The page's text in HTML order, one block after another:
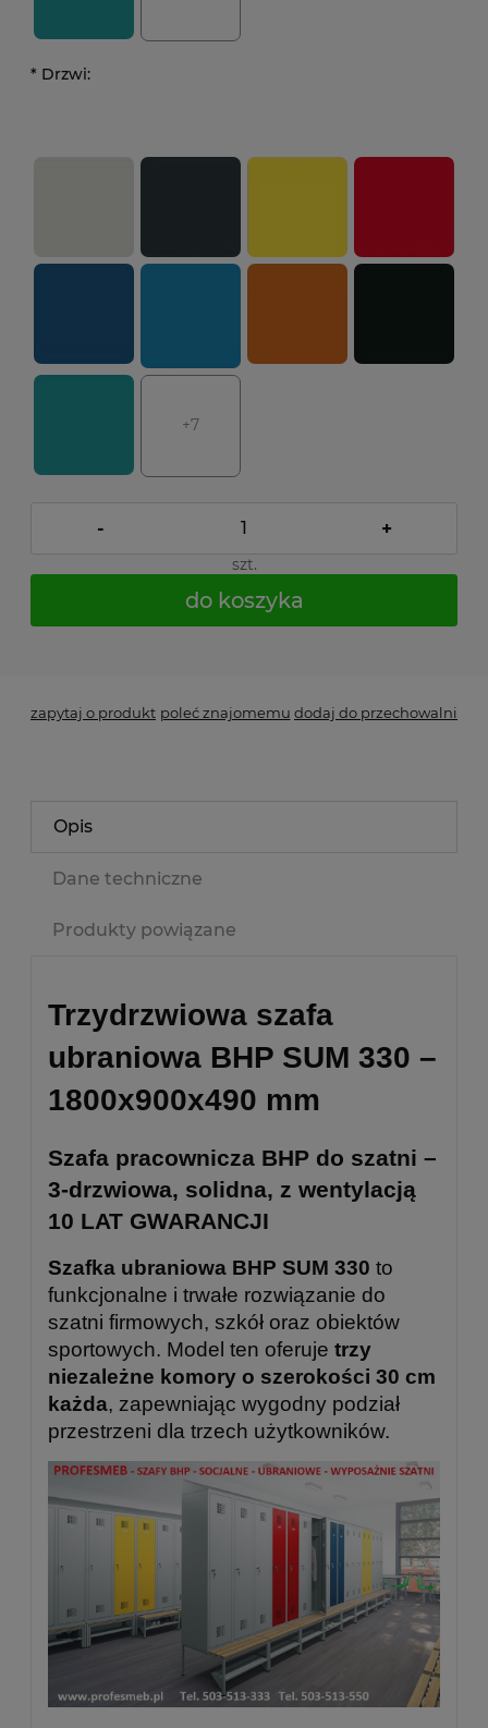
* Drzwi:
+7
- +
szt.
do koszyka
zapytaj o produkt poleć znajomemu dodaj do przechowalni
Opis
Dane techniczne
Produkty powiązane
Trzydrzwiowa szafa
ubraniowa BHP SUM 330 –
1800x900x490 mm
Szafa pracownicza BHP do szatni –
3-drzwiowa, solidna, z wentylacją
10 LAT GWARANCJI
Szafka ubraniowa BHP SUM 330 to
funkcjonalne i trwałe rozwiązanie do
szatni firmowych, szkół oraz obiektów
sportowych. Model ten oferuje trzy
niezależne komory o szerokości 30 cm
każda, zapewniając wygodny podział
przestrzeni dla trzech użytkowników.